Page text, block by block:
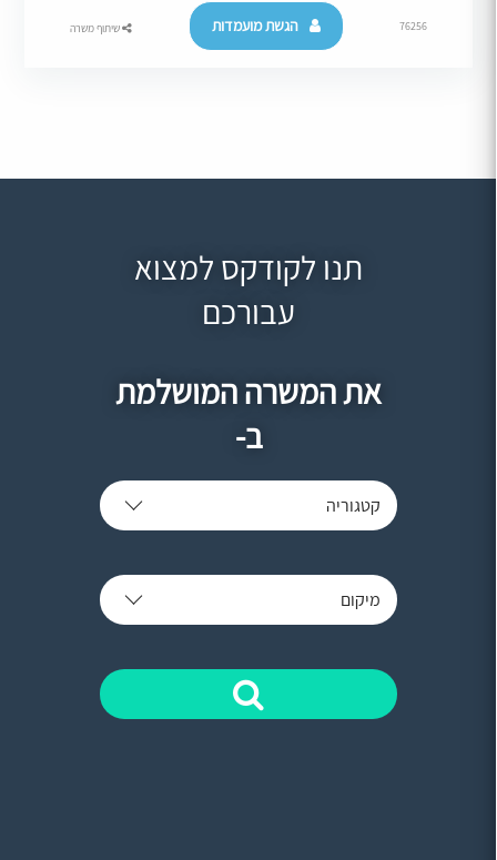
76256 הגשת מועמדות שיתוף משרה
תנו לקודקס למצוא
עבורכם
את המשרה המושלמת
ב-
קטגוריה
מיקום